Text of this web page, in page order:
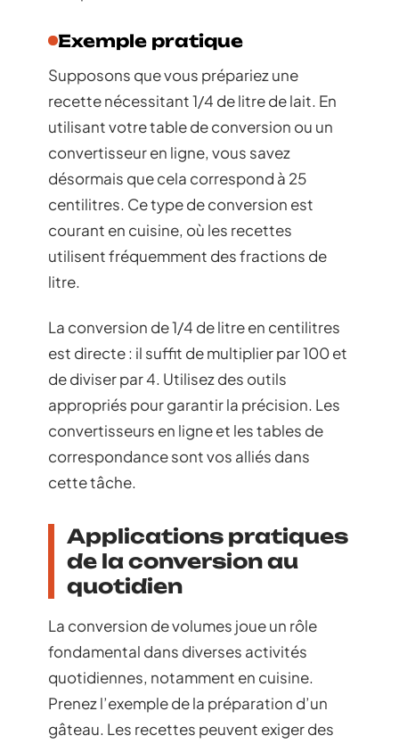
Exemple pratique
Supposons que vous prépariez une
recette nécessitant 1/4 de litre de lait. En
utilisant votre table de conversion ou un
convertisseur en ligne, vous savez
désormais que cela correspond à 25
centilitres. Ce type de conversion est
courant en cuisine, où les recettes
utilisent fréquemment des fractions de
litre.
La conversion de 1/4 de litre en centilitres
est directe : il suffit de multiplier par 100 et
de diviser par 4. Utilisez des outils
appropriés pour garantir la précision. Les
convertisseurs en ligne et les tables de
correspondance sont vos alliés dans
cette tâche.
Applications pratiques
de la conversion au
quotidien
La conversion de volumes joue un rôle
fondamental dans diverses activités
quotidiennes, notamment en cuisine.
Prenez l’exemple de la préparation d’un
gâteau. Les recettes peuvent exiger des